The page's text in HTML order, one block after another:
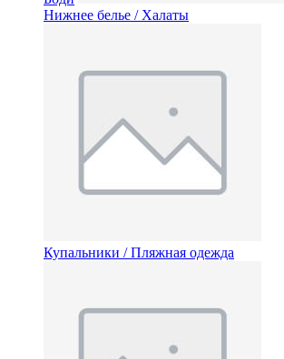
Нижнее белье / Халаты
Купальники / Пляжная одежда